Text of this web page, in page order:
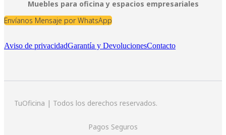
Muebles para oficina y espacios empresariales
Envíanos Mensaje por WhatsApp
Aviso de privacidadGarantía y DevolucionesContacto
TuOficina | Todos los derechos reservados.
Pagos Seguros